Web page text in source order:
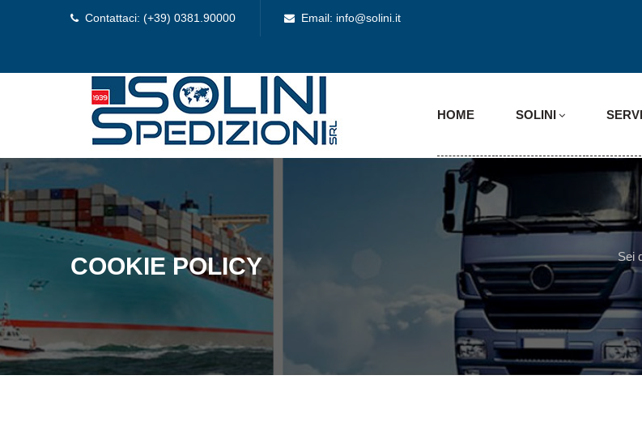
Contattaci: (+39) 0381.90000 Email: info@solini.it
HOME SOLINI
COOKIE POLICY Sei